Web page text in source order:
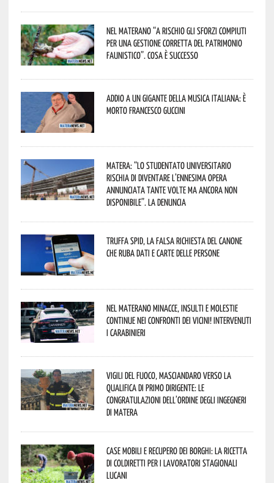
Nel materano “a rischio gli sforzi compiuti
per una gestione corretta del patrimonio
faunistico”. Cosa è successo
Addio a un gigante della musica italiana: è
morto Francesco Guccini
Matera: “Lo studentato universitario
rischia di diventare l’ennesima opera
annunciata tante volte ma ancora non
disponibile”. La denuncia
Truffa Spid, la falsa richiesta del canone
che ruba dati e carte delle persone
Nel materano minacce, insulti e molestie
continue nei confronti dei vicini! Intervenuti
i Carabinieri
Vigili del Fuoco, Masciandaro verso la
qualifica di Primo Dirigente: le
congratulazioni dell’Ordine degli Ingegneri
di Matera
Case mobili e recupero dei borghi: la ricetta
di Coldiretti per i lavoratori stagionali
lucani